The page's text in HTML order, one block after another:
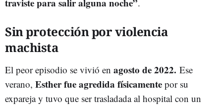
.
Sin protección por violencia
machista
El peor episodio se vivió en agosto de 2022. Ese
verano, Esther fue agredida físicamente por su
expareja y tuvo que ser trasladada al hospital con un